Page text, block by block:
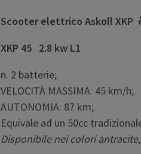
Scooter elettrico Askoll XKP
XKP 45 2.8 kw L1
n. 2 batterie;
VELOCITÀ MASSIMA: 45 km/h;
AUTONOMIA: 87 km;
Equivale ad un 50cc
Disponibile nei colori